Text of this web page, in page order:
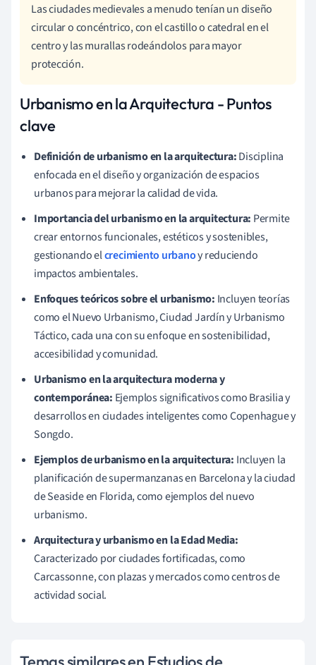
Las ciudades medievales a menudo tenían un diseño
circular o concéntrico, con el castillo o catedral en el
centro y las murallas rodeándolos para mayor
protección.
Urbanismo en la Arquitectura - Puntos
clave
Definición de urbanismo en la arquitectura:Disciplina
enfocada en el diseño y organización de espacios
urbanos para mejorar la calidad de vida.
Importancia del urbanismo en la arquitectura: Permite
crear entornos funcionales, estéticos y sostenibles,
gestionando elcrecimiento urbanoy reduciendo
impactos ambientales.
Enfoques teóricos sobre el urbanismo: Incluyen teorías
como el Nuevo Urbanismo, Ciudad Jardín y Urbanismo
Táctico, cada una con su enfoque en sostenibilidad,
accesibilidad y comunidad.
Urbanismo en la arquitectura moderna y
contemporánea: Ejemplos significativos como Brasilia y
desarrollos en ciudades inteligentes como Copenhague y
Songdo.
Ejemplos de urbanismo en la arquitectura: Incluyen la
planificación de supermanzanas en Barcelona y la ciudad
de Seaside en Florida, como ejemplos del nuevo
urbanismo.
Arquitectura y urbanismo en la Edad Media:
Caracterizado por ciudades fortificadas, como
Carcassonne, con plazas y mercados como centros de
actividad social.